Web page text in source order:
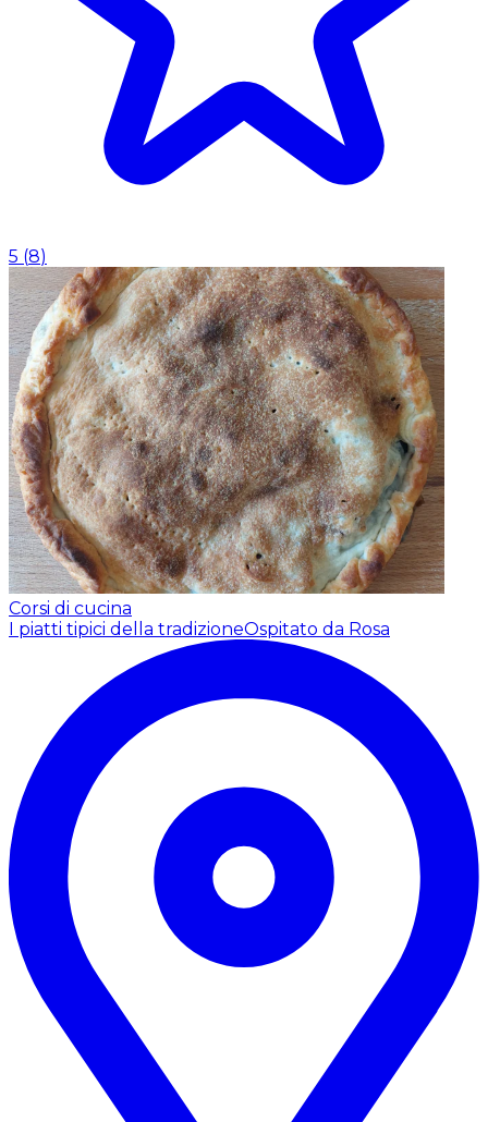
5 (8)
Corsi di cucina
I piatti tipici della tradizioneOspitato da Rosa